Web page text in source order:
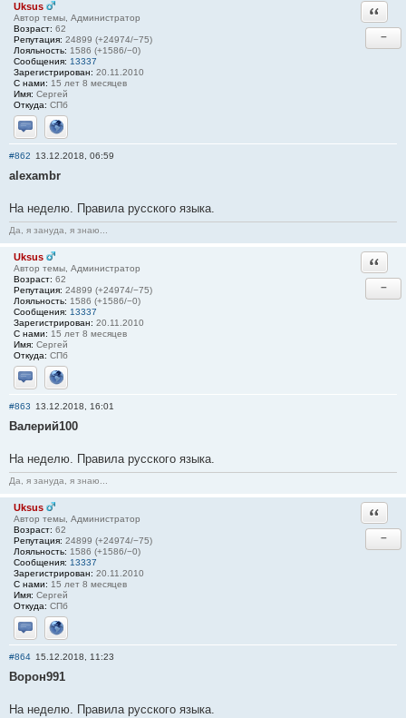
Uksus
Автор темы, Администратор
Возраст: 62
Репутация: 24899 (+24974/−75)
Лояльность: 1586 (+1586/−0)
Сообщения: 13337
Зарегистрирован: 20.11.2010
С нами: 15 лет 8 месяцев
Имя: Сергей
Откуда: СПб
Отправить личное сообщение
Сайт
−
#862 13.12.2018, 06:59
alexambr
На неделю. Правила русского языка.
Да, я зануда, я знаю...
Uksus
Автор темы, Администратор
Возраст: 62
Репутация: 24899 (+24974/−75)
Лояльность: 1586 (+1586/−0)
Сообщения: 13337
Зарегистрирован: 20.11.2010
С нами: 15 лет 8 месяцев
Имя: Сергей
Откуда: СПб
Отправить личное сообщение
Сайт
−
#863 13.12.2018, 16:01
Валерий100
На неделю. Правила русского языка.
Да, я зануда, я знаю...
Uksus
Автор темы, Администратор
Возраст: 62
Репутация: 24899 (+24974/−75)
Лояльность: 1586 (+1586/−0)
Сообщения: 13337
Зарегистрирован: 20.11.2010
С нами: 15 лет 8 месяцев
Имя: Сергей
Откуда: СПб
Отправить личное сообщение
Сайт
−
#864 15.12.2018, 11:23
Ворон991
На неделю. Правила русского языка.